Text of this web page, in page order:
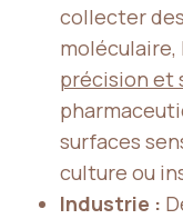
collecter
précision et
surfaces
culture ou
Industrie :